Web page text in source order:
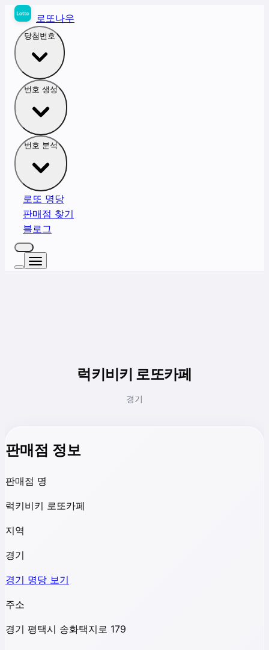
로또나우
당첨번호
번호 생성
번호 분석
로또 명당
판매점 찾기
블로그
럭키비키 로또카페
경기
판매점 정보
판매점 명
럭키비키 로또카페
지역
경기
경기 명당 보기
주소
경기 평택시 송화택지로 179